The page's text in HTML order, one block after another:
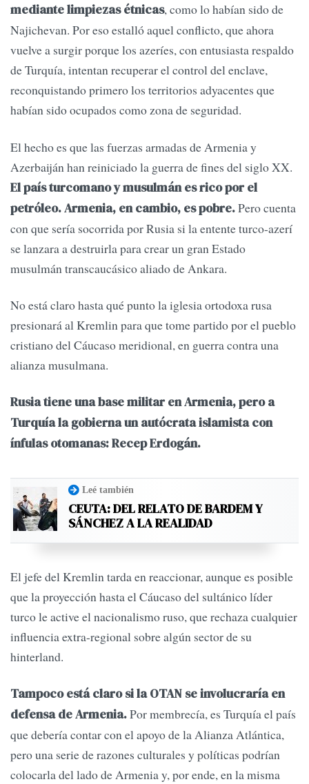
mediante limpiezas étnicas, como lo habían sido de
Najichevan. Por eso estalló aquel conflicto, que ahora
vuelve a surgir porque los azeríes, con entusiasta respaldo
de Turquía, intentan recuperar el control del enclave,
reconquistando primero los territorios adyacentes que
habían sido ocupados como zona de seguridad.
El hecho es que las fuerzas armadas de Armenia y
Azerbaiján han reiniciado la guerra de fines del siglo XX.
El país turcomano y musulmán es rico por el
petróleo. Armenia, en cambio, es pobre.Pero cuenta
con que sería socorrida por Rusia si la entente turco-azerí
se lanzara a destruirla para crear un gran Estado
musulmán transcaucásico aliado de Ankara.
No está claro hasta qué punto la iglesia ortodoxa rusa
presionará al Kremlin para que tome partido por el pueblo
cristiano del Cáucaso meridional, en guerra contra una
alianza musulmana.
Rusia tiene una base militar en Armenia, pero a
Turquía la gobierna un autócrata islamista con
ínfulas otomanas: Recep Erdogán.
Leé también
CEUTA: DEL RELATO DE BARDEM Y
SÁNCHEZ A LA REALIDAD
El jefe del Kremlin tarda en reaccionar, aunque es posible
que la proyección hasta el Cáucaso del sultánico líder
turco le active el nacionalismo ruso, que rechaza cualquier
influencia extra-regional sobre algún sector de su
hinterland.
Tampoco está claro si la OTAN se involucraría en
defensa de Armenia.Por membrecía, es Turquía el país
que debería contar con el apoyo de la Alianza Atlántica,
pero una serie de razones culturales y políticas podrían
colocarla del lado de Armenia y, por ende, en la misma